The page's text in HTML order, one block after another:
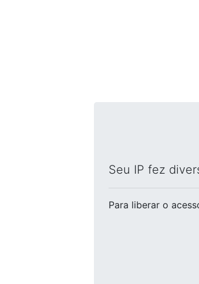
Seu IP fez
Para liberar o